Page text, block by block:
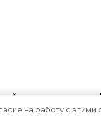
на источник
на работу с этими